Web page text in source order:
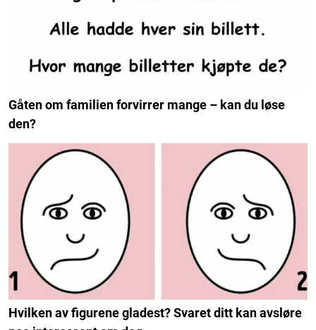
Gåten om familien forvirrer mange – kan du løse
den?
Hvilken av figurene gladest? Svaret ditt kan avsløre